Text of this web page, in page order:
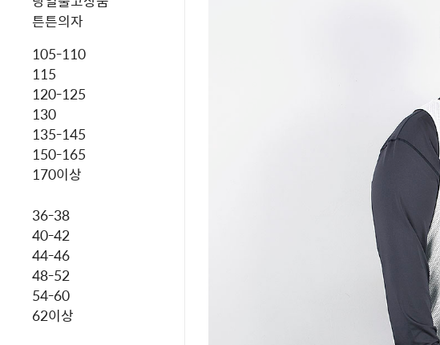
튼튼의자
105-110
115
120-125
130
135-145
150-165
170이상
36-38
40-42
44-46
48-52
54-60
62이상